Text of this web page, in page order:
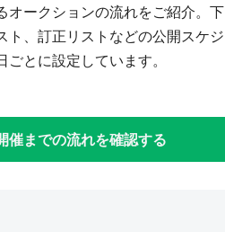
オークションの流れをご紹介。下
ト、訂正リストなどの公開スケジ
ごとに設定しています。
催までの流れを確認する